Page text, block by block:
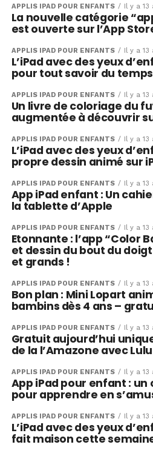
APPLIS IPAD POUR ENFANTS Il y a 13
La nouvelle catégorie
est ouverte sur l’App
APPLIS IPAD POUR ENFANTS Il y a 13
L’iPad avec des yeux
pour tout savoir du
APPLIS IPAD POUR ENFANTS Il y a 13
Un livre de coloriage du
augmentée à découvrir
APPLIS IPAD POUR ENFANTS Il y a 13
L’iPad avec des yeux
propre dessin animé sur
APPLIS IPAD POUR ENFANTS Il y a 13
App iPad enfant : Un
la tablette d’Apple
APPLIS IPAD POUR ENFANTS Il y a 13
Etonnante : l’app “Color
et dessin du bout du
et grands !
APPLIS IPAD POUR ENFANTS Il y a 13
Bon plan : Mini Lopart
bambins dès 4 ans –
APPLIS IPAD POUR ENFANTS Il y a 13
Gratuit aujourd’hui
de la l’Amazone avec
APPLIS IPAD POUR ENFANTS Il y a 13
App iPad pour enfant :
pour apprendre en
APPLIS IPAD POUR ENFANTS Il y a 13
L’iPad avec des yeux
fait maison cette